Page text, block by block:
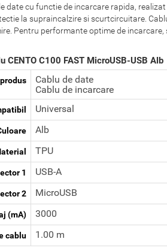
date cu functie de incarcare rapida,
la supraincalzire si scurtcircuitare.
Pentru performante optime de
CENTO C100 FAST MicroUSB-USB Alb
Cablu de date
Cablu de incarcare
Universal
Alb
TPU
1 USB-A
2 MicroUSB
(mA) 3000
cablu 1.00 m